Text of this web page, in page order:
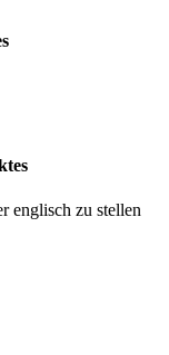
englisch zu stellen